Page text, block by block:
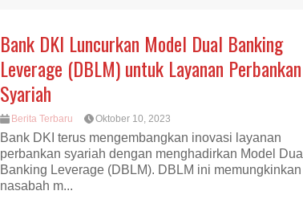
Bank DKI Luncurkan Model Dual Banking
Leverage (DBLM) untuk Layanan Perbankan
Syariah
Berita Terbaru Oktober 10, 2023
Bank DKI terus mengembangkan inovasi layanan
perbankan syariah dengan menghadirkan Model Dual
Banking Leverage (DBLM). DBLM ini memungkinkan
nasabah m...